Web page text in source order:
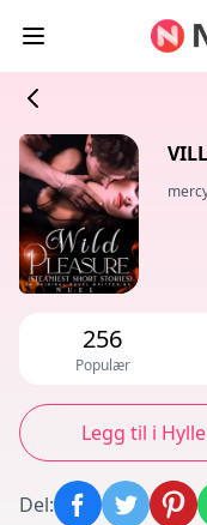
256
Populær
Legg til i Hylle
Del: